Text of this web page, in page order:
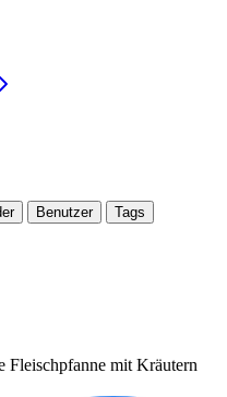
Benutzer Tags
Fleischpfanne mit Kräutern